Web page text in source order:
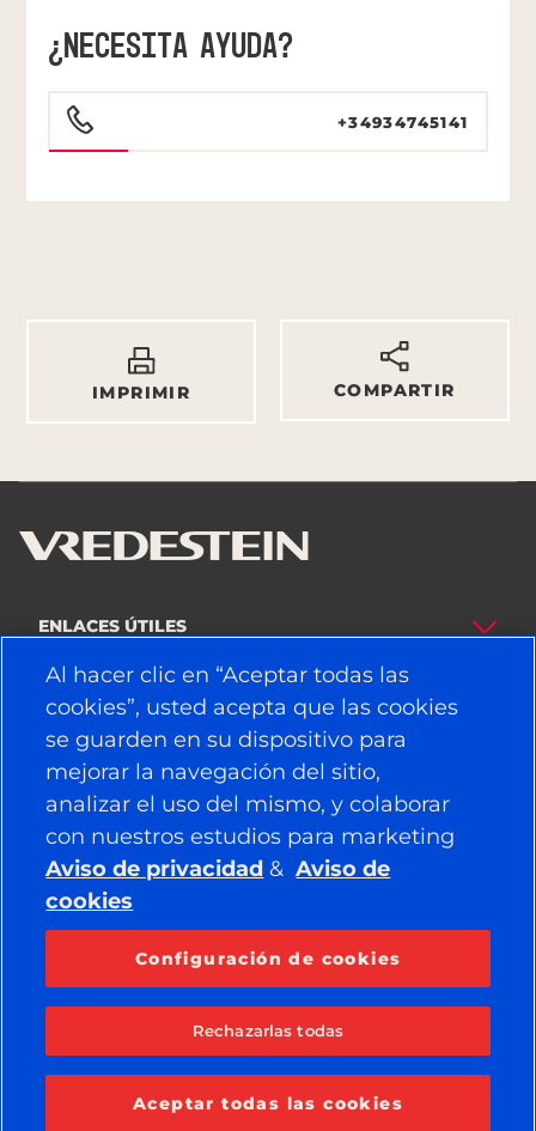
¿NECESITA AYUDA?
+34934745141
IMPRIMIR COMPARTIR
ENLACES ÚTILES
NEUMÁTICOS
POLÍTICA
EMPRESA
PUEDE ENCONTRARNOS EN
Facebook
YouTube
Instagram
LinkedIn
© 2026 APOLLO TYRES LTD
Al hacer clic en “Aceptar todas las
cookies”, usted acepta que las cookies
se guarden en su dispositivo para
mejorar la navegación del sitio,
analizar el uso del mismo, y colaborar
con nuestros estudios para marketing
Aviso de privacidad & Aviso de
cookies
Configuración de cookies
Rechazarlas todas
Aceptar todas las cookies